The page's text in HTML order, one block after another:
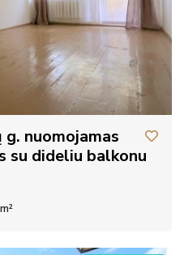
nuomojamas
su dideliu balkonu